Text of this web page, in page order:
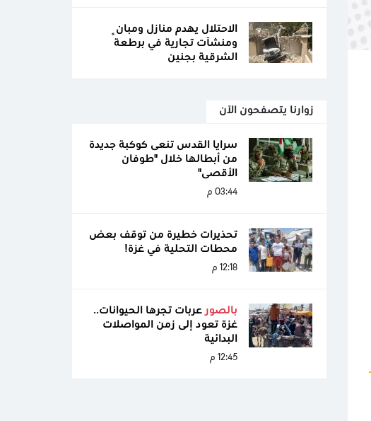
الاحتلال يهدم منازل ومبانٍ
ومنشآت تجارية في برطعة
الشرقية بجنين
زوارنا يتصفحون الآن
سرايا القدس تنعى كوكبة جديدة
من أبطالها خلال "طوفان
الأقصى"
03:44 م
تحذيرات خطيرة من توقف بعض
محطات التحلية في غزة!
12:18 م
بالصور عربات تجرها الحيوانات..
غزة تعود إلى زمن المواصلات
البدائية
12:45 م